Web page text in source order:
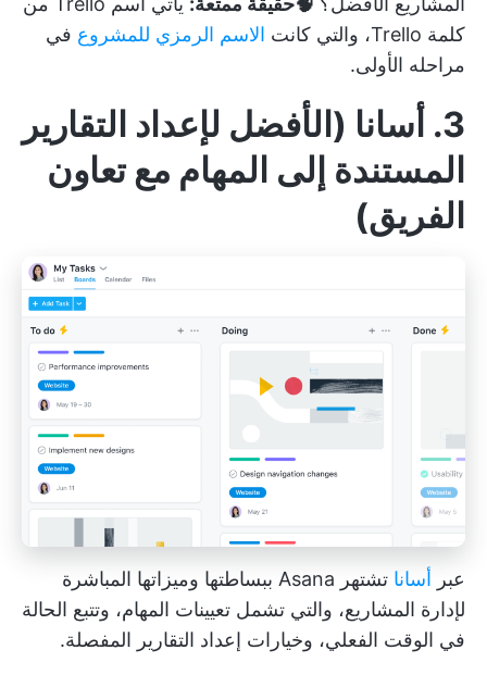
كلمة Trello، والتي كانت
الاسم الرمزي للمشروع في
مراحله الأولى.
3. أسانا (الأفضل لإعداد التقارير
المستندة إلى المهام مع تعاون
الفريق)
عبر أسانا
تشتهر Asana ببساطتها وميزاتها المباشرة
لإدارة المشاريع، والتي تشمل تعيينات المهام، وتتبع الحالة
في الوقت الفعلي، وخيارات إعداد التقارير المفصلة.